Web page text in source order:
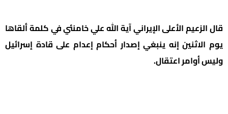
قال الزعيم الأعلى الإيراني آية الله علي خامنئي في كلمة ألقاها
يوم الاثنين إنه ينبغي إصدار أحكام إعدام على قادة إسرائيل
وليس أوامر اعتقال.